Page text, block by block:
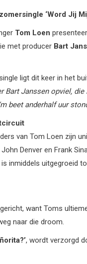
‘Word Jij
Tom Loen
met producer Bart
ligt dit keer in het
Bart Janssen opviel, die
beet anderhalf uur
van Tom Loen zijn
Denver en Frank
inmiddels uitgegroeid
want Toms
naar die droom.
, wordt verzorgd